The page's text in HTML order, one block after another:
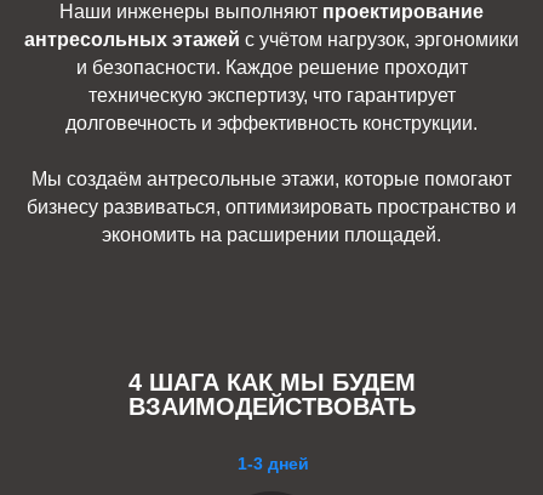
Наши инженеры выполняют проектирование
антресольных этажей с учётом нагрузок, эргономики
и безопасности. Каждое решение проходит
техническую экспертизу, что гарантирует
долговечность и эффективность конструкции.
Мы создаём антресольные этажи, которые помогают
бизнесу развиваться, оптимизировать пространство и
экономить на расширении площадей.
4 ШАГА КАК МЫ БУДЕМ
ВЗАИМОДЕЙСТВОВАТЬ
1-3 дней